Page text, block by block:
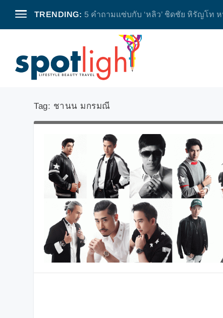
TRENDING: 5 คำถามแซ่บกับ ‘หลิว’ ชิดชัย หิรัญโท ห
Tag: ชานน มกรมณี